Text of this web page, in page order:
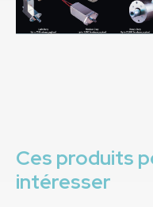
Ces produits
intéresser